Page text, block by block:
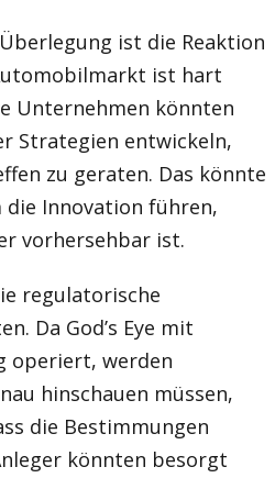
ist die Reaktion
ist hart
Unternehmen könnten
Strategien entwickeln,
zu geraten. Das könnte
Innovation führen,
vorhersehbar ist.
regulatorische
Da God’s Eye mit
operiert, werden
hinschauen müssen,
die Bestimmungen
könnten besorgt